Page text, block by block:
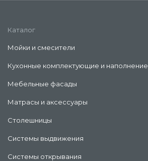
Каталог
Мойки и смесители
Кухонные комплектующие и наполнение
Мебельные фасады
Матрасы и аксессуары
Столешницы
Системы выдвижения
Системы открывания